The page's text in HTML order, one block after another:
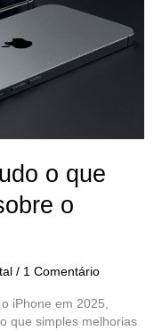
o que
o
/ 1 Comentário
iPhone em 2025,
que simples melhorias